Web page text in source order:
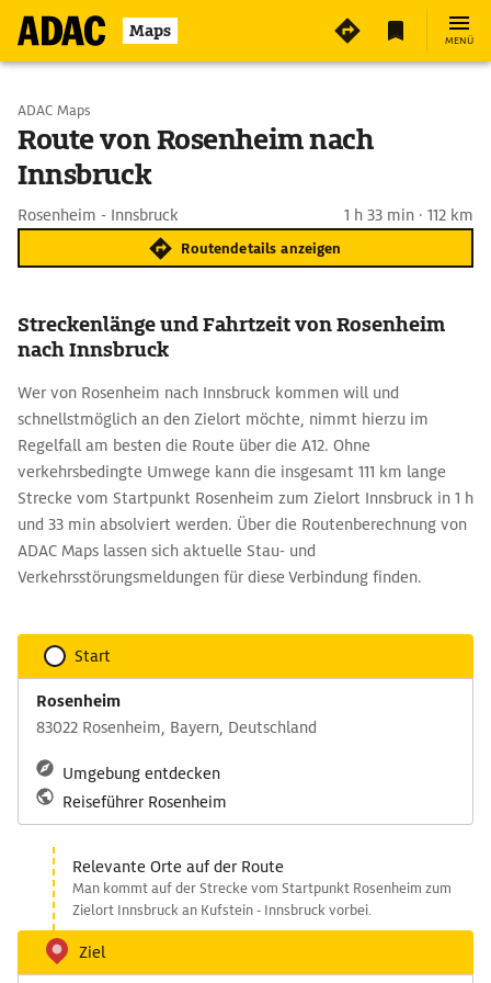
Maps MENÜ
Start wählen
Ziel eingeben
ADAC Maps
Route von Rosenheim nach
Innsbruck
Rosenheim - Innsbruck 1 h 33 min · 112 km
Routendetails anzeigen
Streckenlänge und Fahrtzeit von Rosenheim
nach Innsbruck
Wer von Rosenheim nach Innsbruck kommen will und
schnellstmöglich an den Zielort möchte, nimmt hierzu im
Regelfall am besten die Route über die A12. Ohne
verkehrsbedingte Umwege kann die insgesamt 111 km lange
Strecke vom Startpunkt Rosenheim zum Zielort Innsbruck in 1 h
und 33 min absolviert werden. Über die Routenberechnung von
ADAC Maps lassen sich aktuelle Stau- und
Verkehrsstörungsmeldungen für diese Verbindung finden.
Start
Rosenheim
83022 Rosenheim, Bayern, Deutschland
Umgebung entdecken
Reiseführer Rosenheim
Relevante Orte auf der Route
Man kommt auf der Strecke vom Startpunkt Rosenheim zum
Zielort Innsbruck an Kufstein - Innsbruck vorbei.
Ziel